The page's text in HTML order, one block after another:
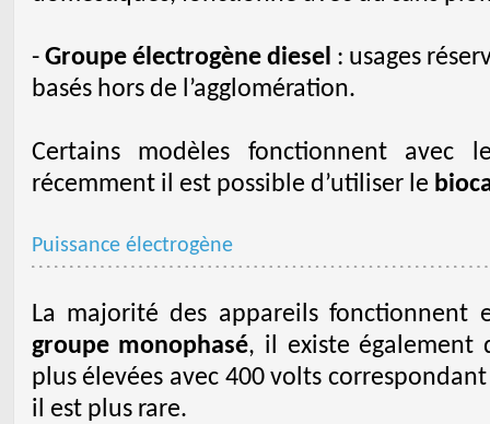
- Groupe électrogène diesel : usages
basés hors de l’agglomération.
Certains modèles fonctionnent avec
récemment il est possible d’utiliser le
Puissance électrogène
La majorité des appareils fonctionnent
groupe monophasé, il existe également
plus élevées avec 400 volts
il est plus rare.